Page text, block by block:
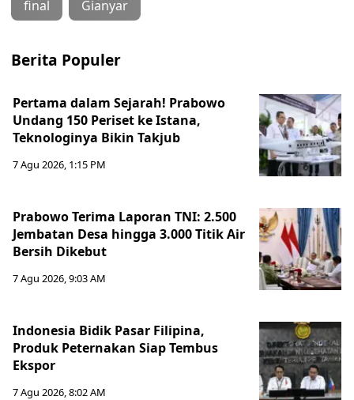
final Gianyar
Berita Populer
Pertama dalam Sejarah! Prabowo
Undang 150 Periset ke Istana,
Teknologinya Bikin Takjub
7 Agu 2026, 1:15 PM
Prabowo Terima Laporan TNI: 2.500
Jembatan Desa hingga 3.000 Titik Air
Bersih Dikebut
7 Agu 2026, 9:03 AM
Indonesia Bidik Pasar Filipina,
Produk Peternakan Siap Tembus
Ekspor
7 Agu 2026, 8:02 AM